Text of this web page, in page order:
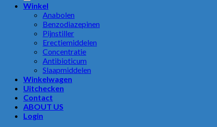
Winkel
Anabolen
Benzodiazepinen
Pijnstiller
Erectiemiddelen
Concentratie
Antibioticum
Slaapmiddelen
Winkelwagen
Uitchecken
Contact
ABOUT US
Login